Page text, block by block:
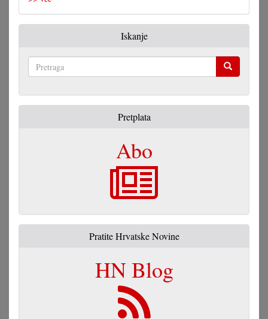
Iskanje
Pretplata
Abo
Pratite Hrvatske Novine
HN Blog